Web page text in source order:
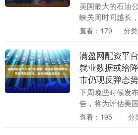
美国最大的石油
峡关闭时间越长
近价格上行的拐
天，全球就会进
查看：179 分
满盈网配资平
就业数据或给
市仍现反弹态势
下周晚些时候发
告，将为评估美
依据，同时也将
查看：195 分